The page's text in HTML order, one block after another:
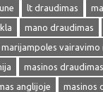
lt draudimas
mano draudimas
marijampoles vairavimo
masinos draudimas
anglijoje
masinos